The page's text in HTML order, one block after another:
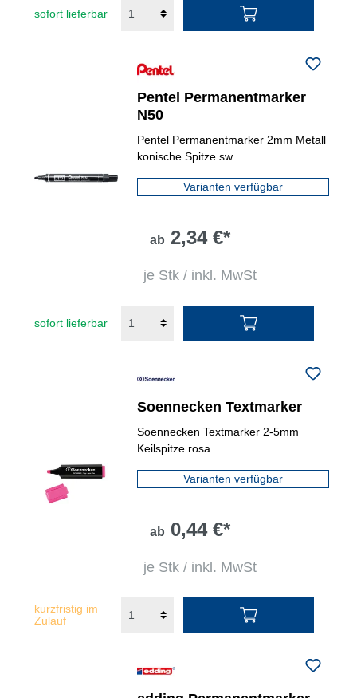
sofort lieferbar
Pentel Permanentmarker
N50
Pentel Permanentmarker 2mm Metall
konische Spitze sw
Varianten verfügbar
ab 2,34 €*
je Stk / inkl. MwSt
sofort lieferbar
Soennecken Textmarker
Soennecken Textmarker 2-5mm
Keilspitze rosa
Varianten verfügbar
ab 0,44 €*
je Stk / inkl. MwSt
kurzfristig im
Zulauf